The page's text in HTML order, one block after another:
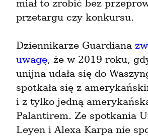
miał to zrobić bez
przetargu czy konkursu.
Dziennikarze Guardiana
uwagę, że w 2019 roku,
unijna udała się do
spotkała się z
i z tylko jedną
Palantirem. Ze spotkania
Leyen i Alexa Karpa nie